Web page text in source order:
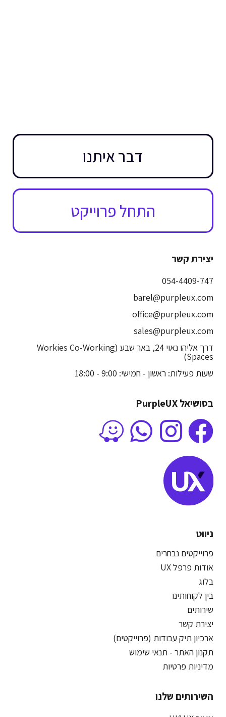
דבר איתנו
התחל פרוייקט
יצירת קשר
054-4409-747
barel@purpleux.com
office@purpleux.com
sales@purpleux.com
דרך אליהו נאוי 24, באר שבע (Workies Co-Working
Spaces)
שעות פעילות: ראשון - חמישי: 9:00 - 18:00
בסושיאל PurpleUX
ניווט
פרוייקטים נבחרים
אודות פרפל UX
בלוג
בין לקוחותינו
שירותים
יצירת קשר
ארכיון תיק עבודות (פרוייקטים)
תקנון האתר - תנאי שימוש
מדיניות פרטיות
השירותים שלנו